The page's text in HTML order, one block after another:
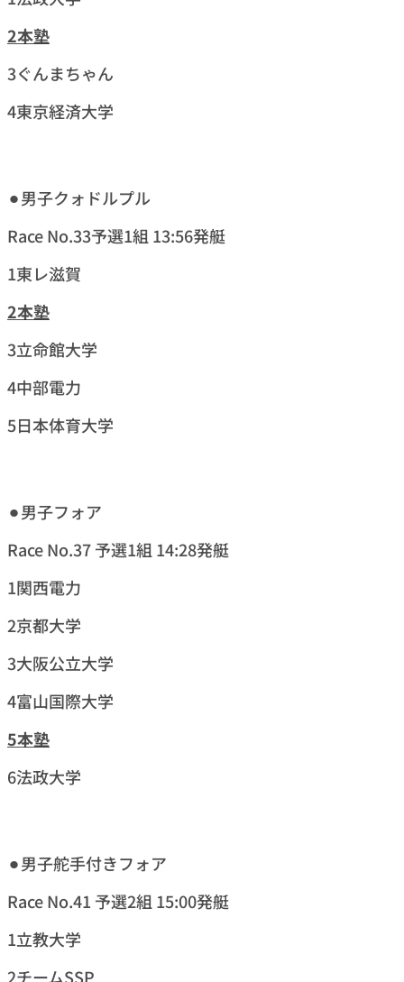
2本塾
3ぐんまちゃん
4東京経済大学
⚫︎男子クォドルプル
Race No.33予選1組 13:56発艇
1東レ滋賀
2本塾
3立命館大学
4中部電力
5日本体育大学
⚫︎男子フォア
Race No.37 予選1組 14:28発艇
1関西電力
2京都大学
3大阪公立大学
4富山国際大学
5本塾
6法政大学
⚫︎男子舵手付きフォア
Race No.41 予選2組 15:00発艇
1立教大学
2チームSSP